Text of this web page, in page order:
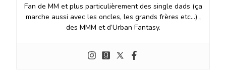
Fan de MM et plus particulièrement des single dads (ça
marche aussi avec les oncles, les grands frères etc…) ,
des MMM et d’Urban Fantasy.